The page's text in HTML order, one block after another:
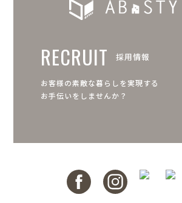
RECRUIT 採用情報
お客様の素敵な暮らしを実現する
お手伝いをしませんか？